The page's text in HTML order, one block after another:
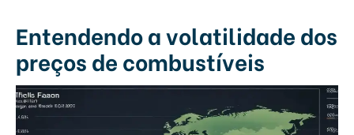
Entendendo a volatilidade dos
preços de combustíveis